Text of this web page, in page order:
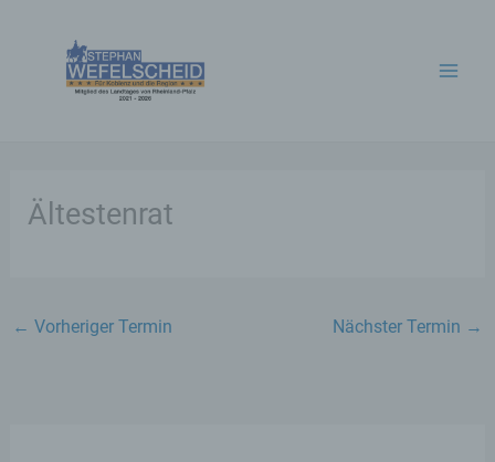
Ältestenrat
← Vorheriger Termin Nächster Termin →